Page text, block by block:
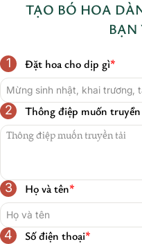
TẠO BÓ HOA
BẠN
1 Đặt hoa cho dịp gì*
2 Thông điệp muốn
3 Họ và tên*
4 Số điện thoại*